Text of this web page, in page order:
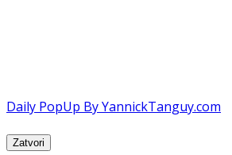
Daily PopUp By YannickTanguy.com